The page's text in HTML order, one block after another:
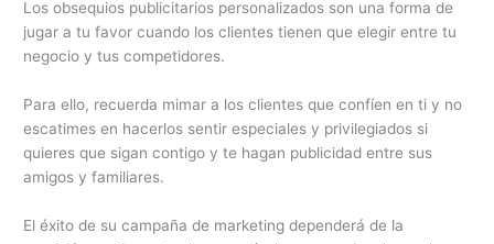
Los obsequios publicitarios personalizados son una forma de
jugar a tu favor cuando los clientes tienen que elegir entre tu
negocio y tus competidores.
Para ello, recuerda mimar a los clientes que confíen en ti y no
escatimes en hacerlos sentir especiales y privilegiados si
quieres que sigan contigo y te hagan publicidad entre sus
amigos y familiares.
El éxito de su campaña de marketing dependerá de la